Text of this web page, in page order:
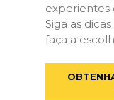
experientes
Siga as
faça a